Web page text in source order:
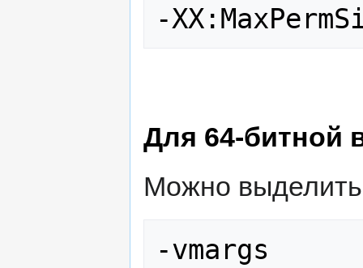
Для 64-битной
Можно
-vmargs